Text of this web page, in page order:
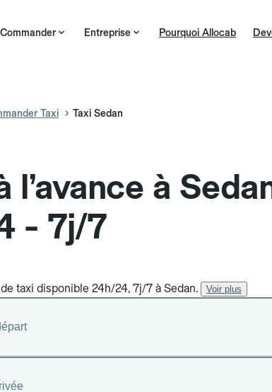
Commander Entreprise Pourquoi Allocab
Taxi Taxi Sedan
l’avance à
- 7j/7
taxi disponible 24h/24, 7j/7 à Sedan. Voir plus